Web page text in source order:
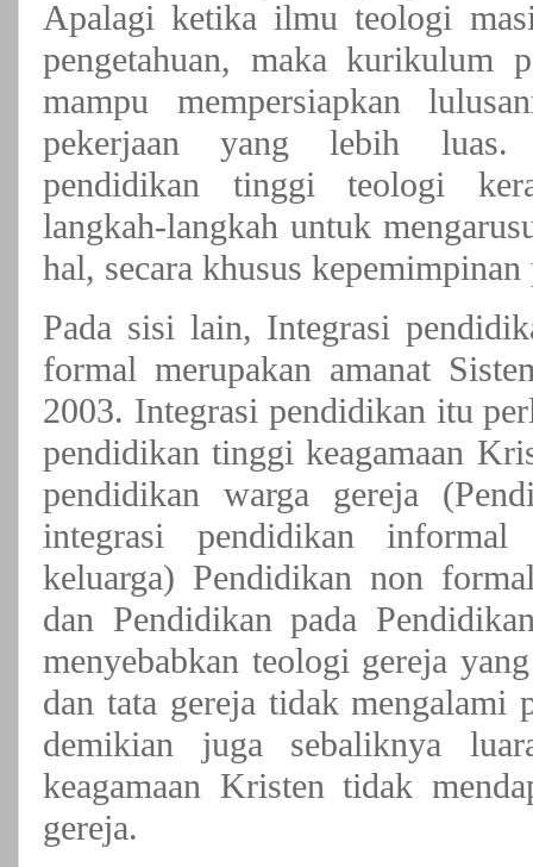
Apalagi ketika ilmu teologi
pengetahuan, maka kurikulum
mampu mempersiapkan
pekerjaan yang lebih luas.
pendidikan tinggi teologi
langkah-langkah untuk
hal, secara khusus
Pada sisi lain, Integrasi
formal merupakan amanat
2003. Integrasi pendidikan itu
pendidikan tinggi keagamaan
pendidikan warga gereja
integrasi pendidikan
keluarga) Pendidikan non
dan Pendidikan pada
menyebabkan teologi gereja
dan tata gereja tidak mengalami
demikian juga sebaliknya
keagamaan Kristen tidak
gereja.